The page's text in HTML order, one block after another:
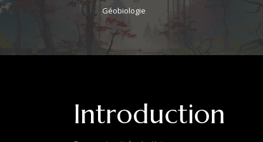
Géobiologie
Introduction